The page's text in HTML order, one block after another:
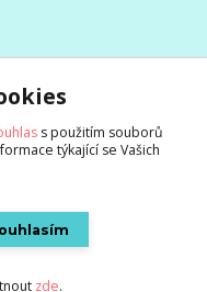
s použitím souborů
týkající se Vašich
zde.